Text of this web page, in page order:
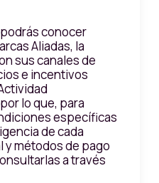
conocer
Aliadas, la
sus canales de
e incentivos
lo que, para
específicas
de cada
métodos de pago
a través